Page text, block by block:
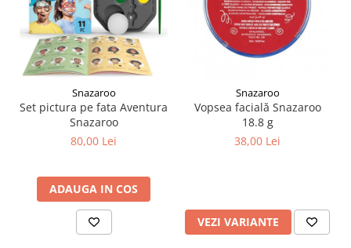
Markere
Markere Acrilice
Markere creta lichida
Markere Evidentiatoare Highlighter
Markere Permanente
Markere Whiteboard
Picuri si corectoare
Plastelina
Snazaroo
Set pictura pe fata Aventura
Snazaroo
80,00 Lei
ADAUGA IN COS
Snazaroo
Vopsea facială Snazaroo
18.8 g
38,00 Lei
VEZI VARIANTE